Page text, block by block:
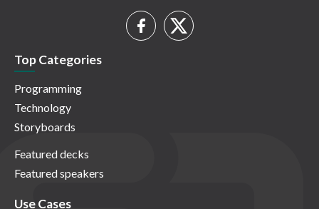
Top Categories
Programming
Technology
Storyboards
Featured decks
Featured speakers
Use Cases